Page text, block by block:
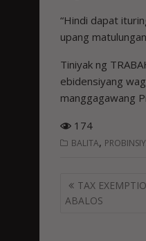
“Hindi dapat
upang
Tiniyak ng
ebidensiyang
manggagawang
174
BALITA,
Post
navigation
TAX
ABALOS